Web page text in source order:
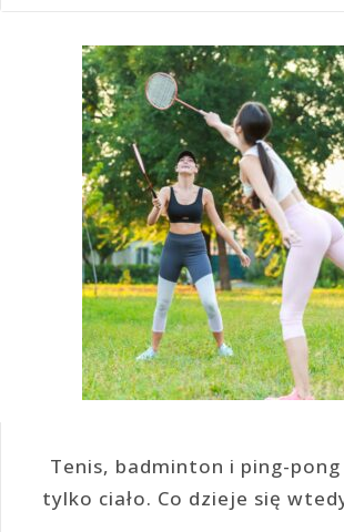
Tenis, badminton i ping-pong
tylko ciało. Co dzieje się